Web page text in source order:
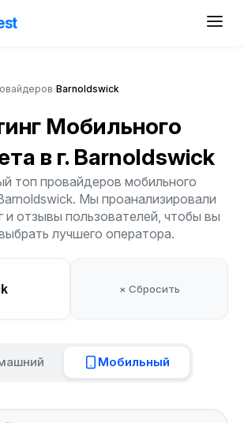
Barnoldswick
Мобильного
в г. Barnoldswick
топ провайдеров мобильного
Мы проанализировали
и отзывы пользователей, чтобы вы
лучшего оператора.
× Сбросить
Мобильный